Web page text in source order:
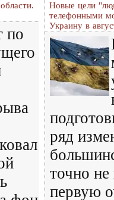
по
Новые цели
телефонными
Украину в
ряд
точно не
первую